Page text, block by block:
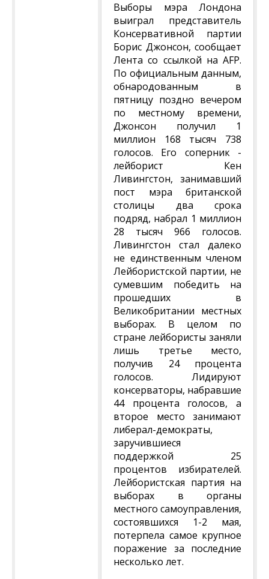
Выборы мэра Лондона
выиграл представитель
Консервативной партии
Борис Джонсон, сообщает
Лента со ссылкой на AFP.
По официальным данным,
обнародованным в
пятницу поздно вечером
по местному времени,
Джонсон получил 1
миллион 168 тысяч 738
голосов. Его соперник -
лейборист Кен
Ливингстон, занимавший
пост мэра британской
столицы два срока
подряд, набрал 1 миллион
28 тысяч 966 голосов.
Ливингстон стал далеко
не единственным членом
Лейбористской партии, не
сумевшим победить на
прошедших в
Великобритании местных
выборах. В целом по
стране лейбористы заняли
лишь третье место,
получив 24 процента
голосов. Лидируют
консерваторы, набравшие
44 процента голосов, а
второе место занимают
либерал-демократы,
заручившиеся
поддержкой 25
процентов избирателей.
Лейбористская партия на
выборах в органы
местного самоуправления,
состоявшихся 1-2 мая,
потерпела самое крупное
поражение за последние
несколько лет.